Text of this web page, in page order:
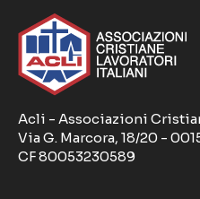
Acli - Associazioni
Via G. Marcora, 18/20 -
CF 80053230589